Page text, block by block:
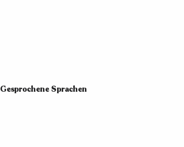
Gesprochene Sprachen
Gesprochene Sprachen